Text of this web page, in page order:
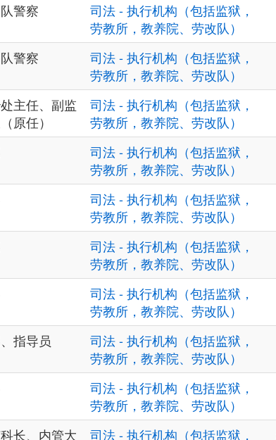
警察
司法 - 执行机构（包括监狱，
劳教所，教养院、劳改队）
警察
司法 - 执行机构（包括监狱，
劳教所，教养院、劳改队）
主任、副监
原任）
司法 - 执行机构（包括监狱，
劳教所，教养院、劳改队）
司法 - 执行机构（包括监狱，
劳教所，教养院、劳改队）
司法 - 执行机构（包括监狱，
劳教所，教养院、劳改队）
司法 - 执行机构（包括监狱，
劳教所，教养院、劳改队）
司法 - 执行机构（包括监狱，
劳教所，教养院、劳改队）
指导员
司法 - 执行机构（包括监狱，
劳教所，教养院、劳改队）
司法 - 执行机构（包括监狱，
劳教所，教养院、劳改队）
长、内管大 司法 - 执行机构（包括监狱，